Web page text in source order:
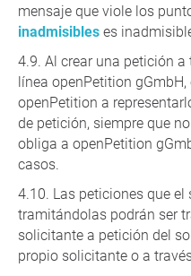
mensaje que viole los
inadmisibles es
Al crear una petición
línea openPetition
openPetition a
de petición, siempre que
obliga a openPetition
casos.
Las peticiones que
tramitándolas podrán ser
solicitante a petición del
propio solicitante o a